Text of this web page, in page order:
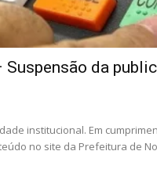
Suspensão da
institucional. Em
no site da Prefeitura de